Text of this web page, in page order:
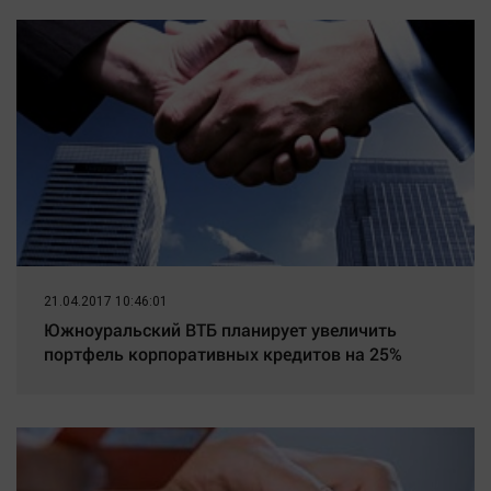
Последняя инстанция
Светская жизнь
Тенденции
Точка на карте
городов Тверской области
сегодня - Afanasy.biz –
Тверские новости. Новости
21.04.2017 10:46:01
Южноуральский ВТБ планирует увеличить
портфель корпоративных кредитов на 25%